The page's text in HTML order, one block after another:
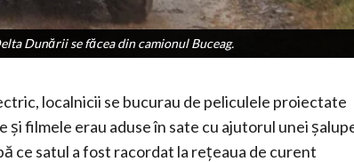
Dunării se făcea din camionul Buceag.
Dunării se făcea din camionul Buceag.
localnicii se bucurau de peliculele proiectate
filmele erau aduse în sate cu ajutorul unei
ce satul a fost racordat la rețeaua de curent